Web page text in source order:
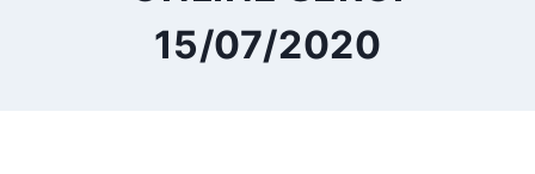
15/07/2020